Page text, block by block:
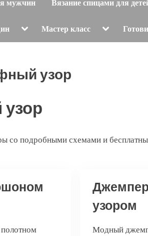
мужчин Вязание спицами для
Toggle
menu
Мастер класс Toggle
menu
узор
со подробными схемами и
узором
Модный